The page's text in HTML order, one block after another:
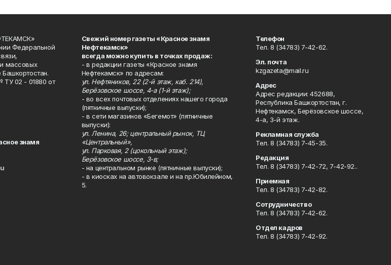
Федеральной
массовых
ТУ 02 - 01880 от
знамя
Свежий номер газеты «Красное знамя
Нефтекамск»
всегда можно купить в точках продаж:
- в редакции газеты «Красное знамя
Нефтекамск» по адресам:
ул. Нефтяников, 22 (2-й этаж, каб. 214),
Берёзовское шоссе, 4-а (1-й этаж);
- во всех почтовых отделениях нашего города
(пятничные выпуски);
- в сети магазинов «Бегемот» (пятничные
выпуски):
ул. Ленина, 26; центральный рынок, ТЦ
«Центральный»,
ул. Парковая, 2 (цокольный этаж);
Берёзовское шоссе, 3-в;
- на центральном рынке (пятничные выпуски);
- в киосках на автовокзале и на пр.Юбилейном,
5.
Телефон
Тел. 8 (34783) 7-42-62.
Эл. почта
kzgazeta@mail.ru
Адрес
Адрес редакции: 452688,
Республика Башкортостан, г.
Нефтекамск, Берёзовское шоссе,
4-а, 3-й этаж.
Рекламная служба
Тел. 8 (34783) 7-45-35.
Редакция
Тел. 8 (34783) 7-42-72, 7-42-92..
Приемная
Тел. 8 (34783) 7-42-82.
Сотрудничество
Тел. 8 (34783) 7-42-62.
Отдел кадров
Тел. 8 (34783) 7-42-92.